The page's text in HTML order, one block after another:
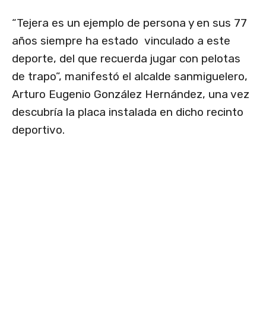
“Tejera es un ejemplo de persona y en sus 77
años siempre ha estado vinculado a este
deporte, del que recuerda jugar con pelotas
de trapo”, manifestó el alcalde sanmiguelero,
Arturo Eugenio González Hernández, una vez
descubría la placa instalada en dicho recinto
deportivo.